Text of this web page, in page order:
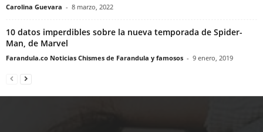
Carolina Guevara - 8 marzo, 2022
10 datos imperdibles sobre la nueva temporada de Spider-
Man, de Marvel
Farandula.co Noticias Chismes de Farandula y famosos - 9 enero, 2019